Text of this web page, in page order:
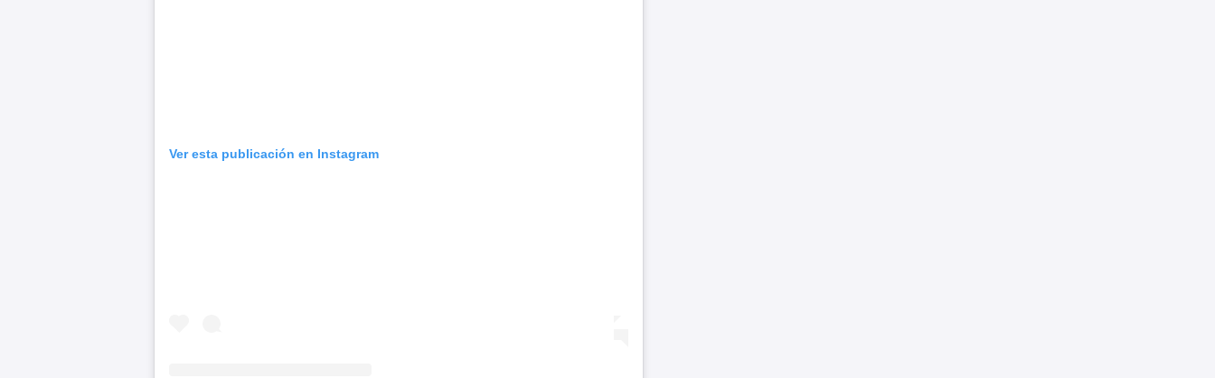
Ver esta publicación en Instagram